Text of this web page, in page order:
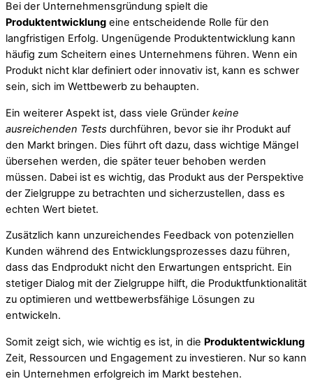
Bei der Unternehmensgründung spielt die
Produktentwicklung eine entscheidende Rolle für den
langfristigen Erfolg. Ungenügende Produktentwicklung kann
häufig zum Scheitern eines Unternehmens führen. Wenn ein
Produkt nicht klar definiert oder innovativ ist, kann es schwer
sein, sich im Wettbewerb zu behaupten.
Ein weiterer Aspekt ist, dass viele Gründer keine
ausreichenden Tests durchführen, bevor sie ihr Produkt auf
den Markt bringen. Dies führt oft dazu, dass wichtige Mängel
übersehen werden, die später teuer behoben werden
müssen. Dabei ist es wichtig, das Produkt aus der Perspektive
der Zielgruppe zu betrachten und sicherzustellen, dass es
echten Wert bietet.
Zusätzlich kann unzureichendes Feedback von potenziellen
Kunden während des Entwicklungsprozesses dazu führen,
dass das Endprodukt nicht den Erwartungen entspricht. Ein
stetiger Dialog mit der Zielgruppe hilft, die Produktfunktionalität
zu optimieren und wettbewerbsfähige Lösungen zu
entwickeln.
Somit zeigt sich, wie wichtig es ist, in die Produktentwicklung
Zeit, Ressourcen und Engagement zu investieren. Nur so kann
ein Unternehmen erfolgreich im Markt bestehen.